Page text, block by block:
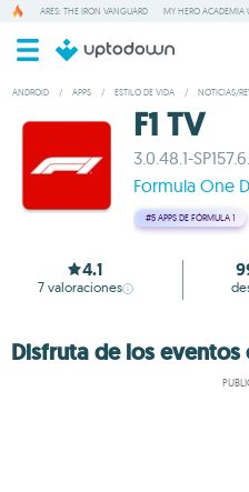
ARES: THE IRON VANGUARD MY HERO ACADEMIA
ANDROID / APPS / ESTILO DE VIDA / NOTICIAS/
F1 TV
3.0.48.1-
Formula One
#5 APPS DE FÓRMULA 1
4.1
7 valoraciones
Disfruta de los eventos